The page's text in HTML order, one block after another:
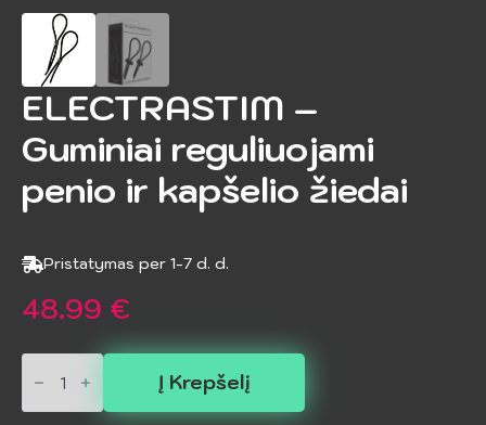
ELECTRASTIM –
Guminiai reguliuojami
penio ir kapšelio žiedai
Pristatymas per 1-7 d. d.
48.99 €
produkto
kiekis:
ELECTRASTIM
-
Į Krepšelį